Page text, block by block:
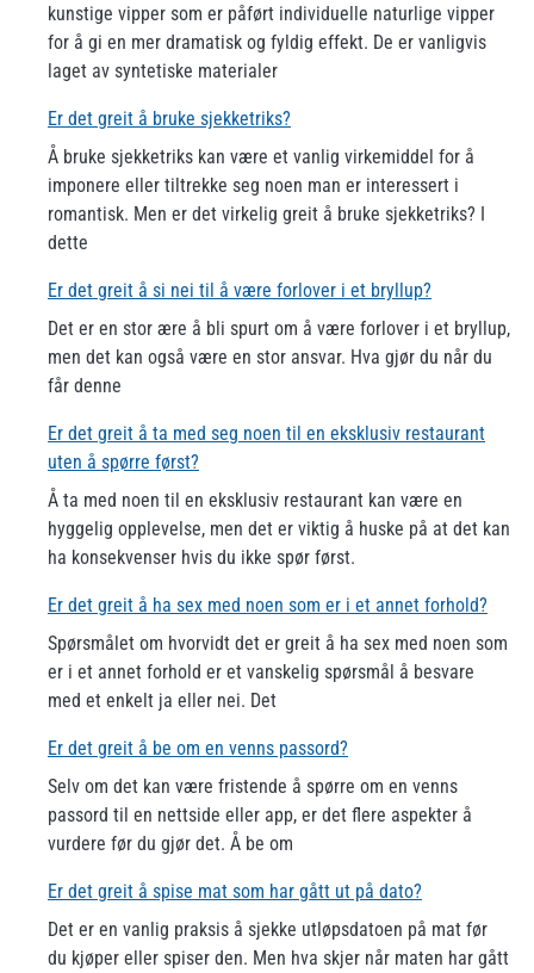
kunstige vipper som er påført individuelle naturlige vipper
for å gi en mer dramatisk og fyldig effekt. De er vanligvis
laget av syntetiske materialer
Er det greit å bruke sjekketriks?
Å bruke sjekketriks kan være et vanlig virkemiddel for å
imponere eller tiltrekke seg noen man er interessert i
romantisk. Men er det virkelig greit å bruke sjekketriks? I
dette
Er det greit å si nei til å være forlover i et bryllup?
Det er en stor ære å bli spurt om å være forlover i et bryllup,
men det kan også være en stor ansvar. Hva gjør du når du
får denne
Er det greit å ta med seg noen til en eksklusiv restaurant
uten å spørre først?
Å ta med noen til en eksklusiv restaurant kan være en
hyggelig opplevelse, men det er viktig å huske på at det kan
ha konsekvenser hvis du ikke spør først.
Er det greit å ha sex med noen som er i et annet forhold?
Spørsmålet om hvorvidt det er greit å ha sex med noen som
er i et annet forhold er et vanskelig spørsmål å besvare
med et enkelt ja eller nei. Det
Er det greit å be om en venns passord?
Selv om det kan være fristende å spørre om en venns
passord til en nettside eller app, er det flere aspekter å
vurdere før du gjør det. Å be om
Er det greit å spise mat som har gått ut på dato?
Det er en vanlig praksis å sjekke utløpsdatoen på mat før
du kjøper eller spiser den. Men hva skjer når maten har gått